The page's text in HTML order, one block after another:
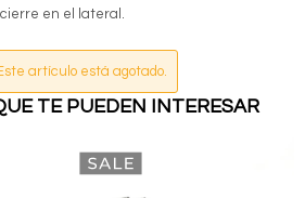
cierre en el lateral.
artículo está agotado.
TE PUEDEN INTERESAR